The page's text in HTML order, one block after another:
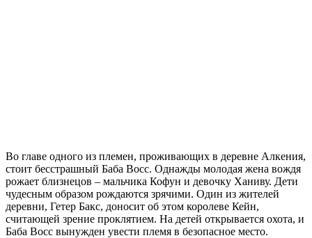
Во главе одного из племен, проживающих в деревне Алкения,
стоит бесстрашный Баба Восс. Однажды молодая жена вождя
рожает близнецов – мальчика Кофун и девочку Ханиву. Дети
чудесным образом рождаются зрячими. Один из жителей
деревни, Гетер Бакс, доносит об этом королеве Кейн,
считающей зрение проклятием. На детей открывается охота, и
Баба Восс вынужден увести племя в безопасное место.